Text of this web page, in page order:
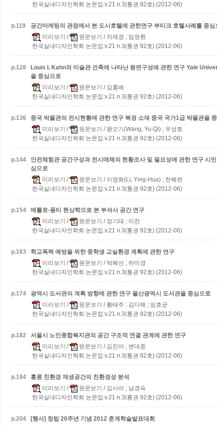
한국실내디자인학회 논문집:v.21 n.3(통권 92호) (2012-06)
p.119 공간마케팅의 관점에서 본 도시호텔에 관한연구 부티크 호텔사례를 중심
미리보기 / 원문보기 / 차재경 ; 임영환
한국실내디자인학회 논문집:v.21 n.3(통권 92호) (2012-06)
p.128 Louis I. Kahn의 미술관 건축에 나타난 평면구성에 관한 연구 Yale
을 중심으로
미리보기 / 원문보기 / 김홍배
한국실내디자인학회 논문집:v.21 n.3(통권 92호) (2012-06)
p.136 중국 박물관의 전시현황에 관한 연구 북경 소재 중국 국가1급 박물관을
미리보기 / 원문보기 / 왕오기(Wang, Yu-Qi) ; 우성호
한국실내디자인학회 논문집:v.21 n.3(통권 92호) (2012-06)
p.144 안전체험관 공간구성과 전시매체의 현황조사 및 필요성에 관한 연구 시
심으로
미리보기 / 원문보기 / 이영화(Li, Ying-Hua) ; 한혜련
한국실내디자인학회 논문집:v.21 n.3(통권 92호) (2012-06)
p.154
메를로-퐁티 현상학으로 본 부석사 공간 연구
미리보기 / 원문보기 / 정기태 ; 이찬
한국실내디자인학회 논문집:v.21 n.3(통권 92호) (2012-06)
p.163
학교폭력 예방을 위한 중학생 교실환경 계획에 관한 연구
미리보기 / 원문보기 / 박혜선 ; 하미경
한국실내디자인학회 논문집:v.21 n.3(통권 92호) (2012-06)
p.174 광역시 도서관의 계획 방향에 관한 연구 울산광역시 도서관을 중심으로
미리보기 / 원문보기 / 황태주 ; 김다해 ; 임호균
한국실내디자인학회 논문집:v.21 n.3(통권 92호) (2012-06)
p.182
서울시 노인종합복지관의 공간 구조적 연결 관계에 관한 연구
미리보기 / 원문보기 / 김진아 ; 변대중
한국실내디자인학회 논문집:v.21 n.3(통권 92호) (2012-06)
p.194
홍콩 친환경 재생공간의 친환경성 분석
미리보기 / 원문보기 / 김사라 ; 남경숙
한국실내디자인학회 논문집:v.21 n.3(통권 92호) (2012-06)
p.204
[행사] 창립 20주년 기념 2012 춘계학술발표대회